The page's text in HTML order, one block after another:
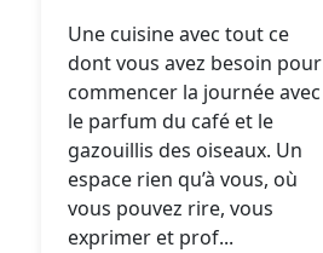
Une cuisine avec tout ce
dont vous avez besoin pour
commencer la journée avec
le parfum du café et le
gazouillis des oiseaux. Un
espace rien qu’à vous, où
vous pouvez rire, vous
exprimer et prof...